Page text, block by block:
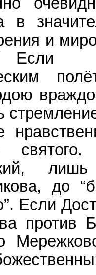
в
и
до
Если
против